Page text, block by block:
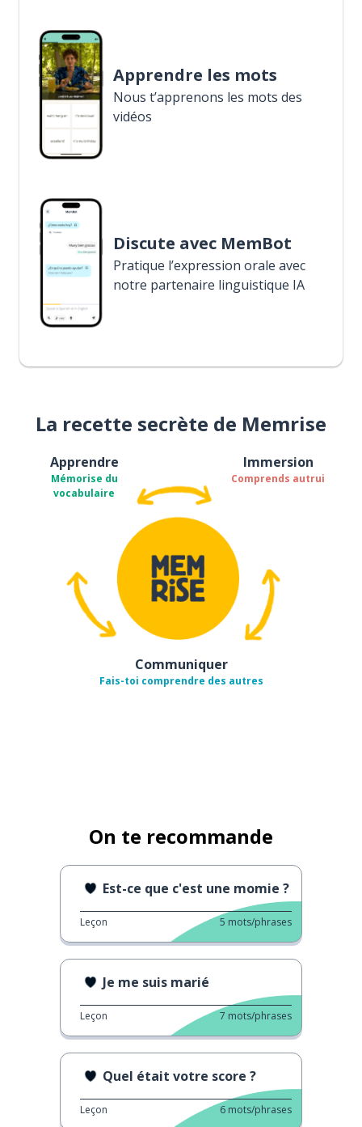
Apprendre les mots
Nous t’apprenons les mots des
vidéos
Discute avec MemBot
Pratique l’expression orale avec
notre partenaire linguistique IA
La recette secrète de Memrise
Apprendre
Mémorise du
vocabulaire
Immersion
Comprends autrui
Communiquer
Fais-toi comprendre des autres
On te recommande
Est-ce que c'est une momie ?
Leçon 5 mots/phrases
Je me suis marié
Leçon 7 mots/phrases
Quel était votre score ?
Leçon 6 mots/phrases